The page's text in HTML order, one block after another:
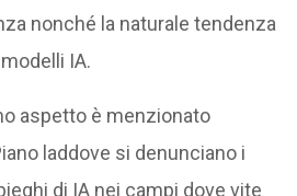
nonché la naturale tendenza
IA.
aspetto è menzionato
laddove si denunciano i
di IA nei campi dove vite